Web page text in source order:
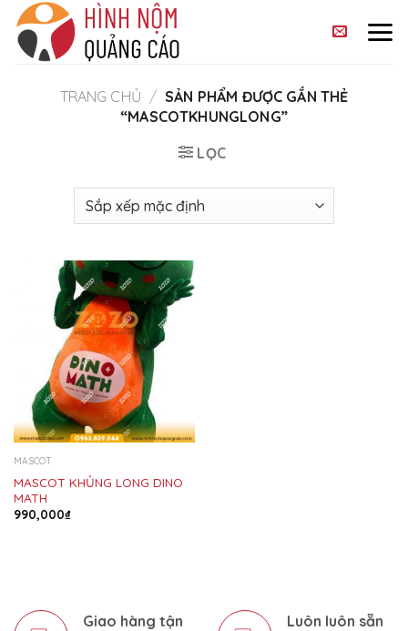
Skip
content
TRANG CHỦ / SẢN PHẨM ĐƯỢC GẮN THẺ
“MASCOTKHUNGLONG”
LỌC
MASCOT
MASCOT KHỦNG LONG DINO
MATH
990,000₫
Giao hàng tận
Luôn luôn sẵn